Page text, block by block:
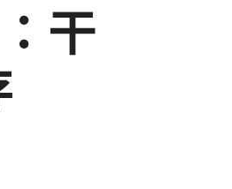
干